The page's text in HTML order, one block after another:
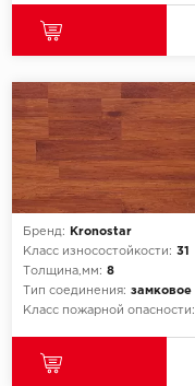
Бренд:
Kronostar
Класс износостойкости: 31
Толщина,мм: 8
Тип соединения: замковое
Класс пожарной опасности: